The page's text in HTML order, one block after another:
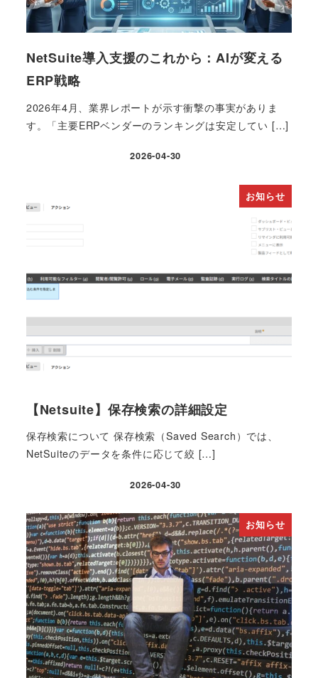
NetSuite導入支援のこれから：AIが変える
ERP戦略
2026年4月、業界レポートが示す衝撃の事実がありま
す。「主要ERPベンダーのランキングは安定してい […]
投稿日
2026-04-30
お知らせ
【Netsuite】保存検索の詳細設定
保存検索について 保存検索（Saved Search）では、
NetSuiteのデータを条件に応じて絞 […]
投稿日
2026-04-30
お知らせ